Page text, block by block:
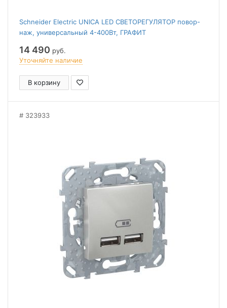
Schneider Electric UNICA LED СВЕТОРЕГУЛЯТОР повор-
наж, универсальный 4-400Вт, ГРАФИТ
14 490 руб.
Уточняйте наличие
В корзину
323933